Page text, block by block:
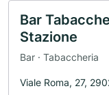
Bar
Stazione
Bar · Tabaccheria
Viale Roma, 27,